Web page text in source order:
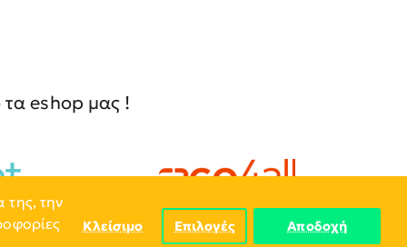
της, την
Κλείσιμο Επιλογές Αποδοχή
eshop μας !